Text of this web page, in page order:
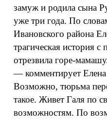
замуж и родила сына
уже три года. По
Ивановского района
трагическая история
отрезвила горе-
— комментирует
Возможно, тюрьма
такое. Живет Галя по
возможностям. По